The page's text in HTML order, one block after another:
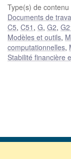
Type(s) de contenu
Documents de
C5, C51 , G, G2,
Modèles et outils,
computationnelles,
Stabilité financière